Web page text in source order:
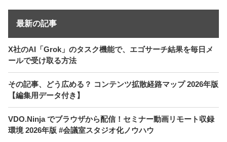
最新の記事
X社のAI「Grok」のタスク機能で、エゴサーチ結果を毎日メ
ールで受け取る方法
その記事、どう広める？ コンテンツ拡散経路マップ 2026年版
【編集用データ付き】
VDO.Ninja でブラウザから配信！セミナー動画リモート収録
環境 2026年版 #会議室スタジオ化ノウハウ